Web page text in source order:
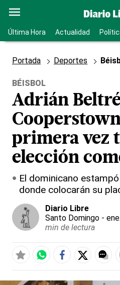
Última Hora Actualidad
Portada Deportes
BÉISBOL
Adrián
primera vez
elección
El dominicano
donde colocarán su
Diario Libre
Santo Domingo -
min de lectura